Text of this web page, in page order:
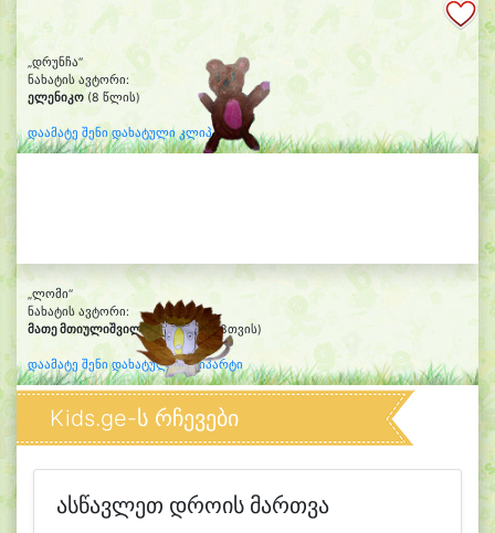
„დრუნჩა“
ნახატის ავტორი:
ელენიკო (8 წლის)
დაამატე შენი დახატული კლიპარტი
„ლომი“
ნახატის ავტორი:
მათე მთიულიშვილი(5წლის და 8თვის)
დაამატე შენი დახატული კლიპარტი
Kids.ge-ს რჩევები
ასწავლეთ დროის მართვა